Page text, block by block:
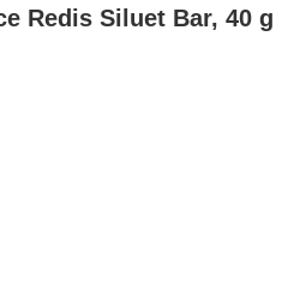
Redis Siluet Bar, 40 g